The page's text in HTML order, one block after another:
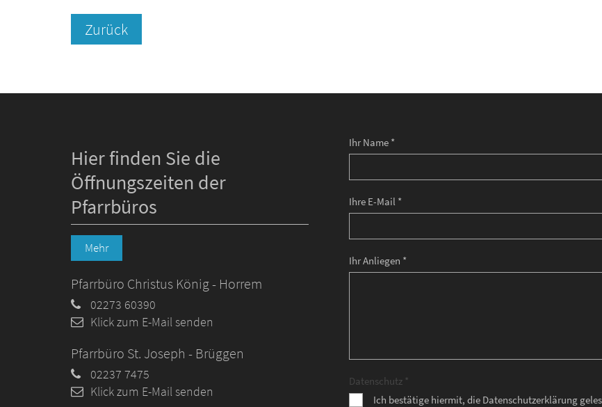
Zurück
Ihr Name *
Ihre E-Mail *
Ihr Anliegen *
Datenschutz *
Ich bestätige hiermit, die Datenschutzerklärung
Hier finden Sie die
Öffnungszeiten der
Pfarrbüros
Mehr
Pfarrbüro Christus König - Horrem
02273 60390
Klick zum E-Mail senden
Pfarrbüro St. Joseph - Brüggen
02237 7475
Klick zum E-Mail senden